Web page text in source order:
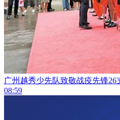
广州越秀少先队致敬战疫先锋26
08:59